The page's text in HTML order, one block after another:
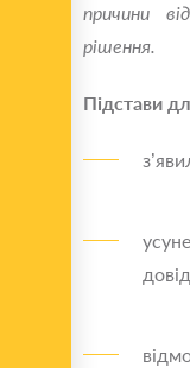
причини
рішення.
Підстави